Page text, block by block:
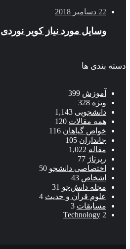
22 دسامبر 2018
وسایل مورد نیاز کویر نوردی
دسته بندی ها
آموزش 399
ویژه 328
دانشجویی 1,143
همه مقالات 120
خواص گیاهان 116
جانداران 105
مقاله 1,022
رپرتاژ 77
اختصاصی دانشجو 50
اشخاص 43
مجله دانش‌جو 31
علوم قرآن و حدیث 4
مسابقات 3
Technology 2